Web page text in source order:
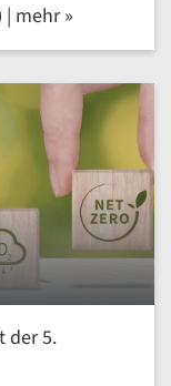
Existenzgründende (Lüdinghausen) | mehr »
der 5.